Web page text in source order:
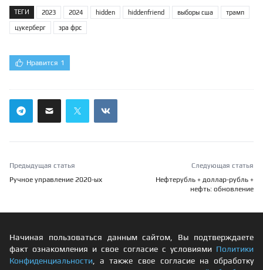
ТЕГИ 2023 2024 hidden hiddenfriend выборы сша трамп
цукерберг эра фрс
Нравится 1
Предыдущая статья
Ручное управление 2020-ых
Следующая статья
Нефтерубль + доллар-рубль +
нефть: обновление
Начиная пользоваться данным сайтом, Вы подтверждаете
факт ознакомления и свое согласие с условиями Политики
Конфиденциальности , а также свое согласие на обработку